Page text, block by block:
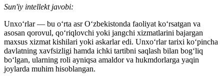
Sun'iy intellekt javobi:
Unxo‘rlar — bu o‘rta asr O‘zbekistonda faoliyat ko‘rsatgan va
asosan qorovul, qo‘riqlovchi yoki jangchi xizmatlarini bajargan
maxsus xizmat kishilari yoki askarlar edi. Unxo‘rlar tarixi ko‘pincha
davlatning xavfsizligi hamda ichki tartibni saqlash bilan bog‘liq
bo‘lgan, ularning roli ayniqsa amaldor va hukmdorlarga yaqin
joylarda muhim hisoblangan.